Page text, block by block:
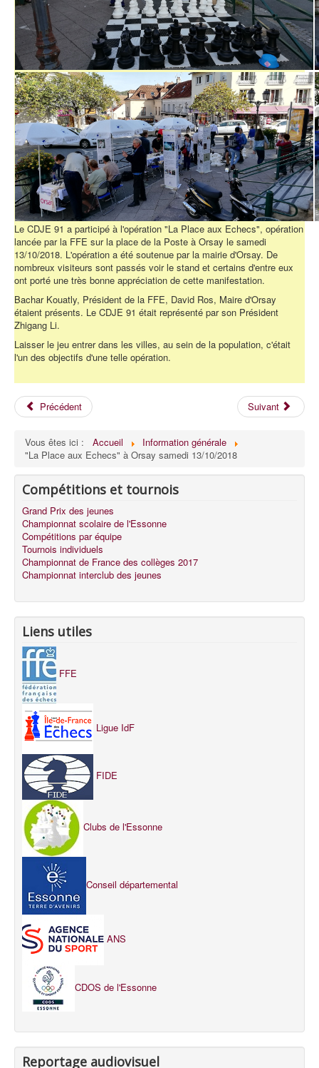
Le CDJE 91 a participé à l'opération "La Place aux Echecs", opération
lancée par la FFE sur la place de la Poste à Orsay le samedi
13/10/2018. L'opération a été soutenue par la mairie d'Orsay. De
nombreux visiteurs sont passés voir le stand et certains d'entre eux
ont porté une très bonne appréciation de cette manifestation.
Bachar Kouatly, Président de la FFE, David Ros, Maire d'Orsay
étaient présents. Le CDJE 91 était représenté par son Président
Zhigang Li.
Laisser le jeu entrer dans les villes, au sein de la population, c'était
l'un des objectifs d'une telle opération.
Précédent Suivant
Vous êtes ici : Accueil
Information générale
"La Place aux Echecs" à Orsay samedi 13/10/2018
Compétitions et tournois
Grand Prix des jeunes
Championnat scolaire de l'Essonne
Compétitions par équipe
Tournois individuels
Championnat de France des collèges 2017
Championnat interclub des jeunes
Liens utiles
FFE
Ligue IdF
FIDE
Clubs de l'Essonne
Conseil départemental
ANS
CDOS de l'Essonne
Reportage audiovisuel